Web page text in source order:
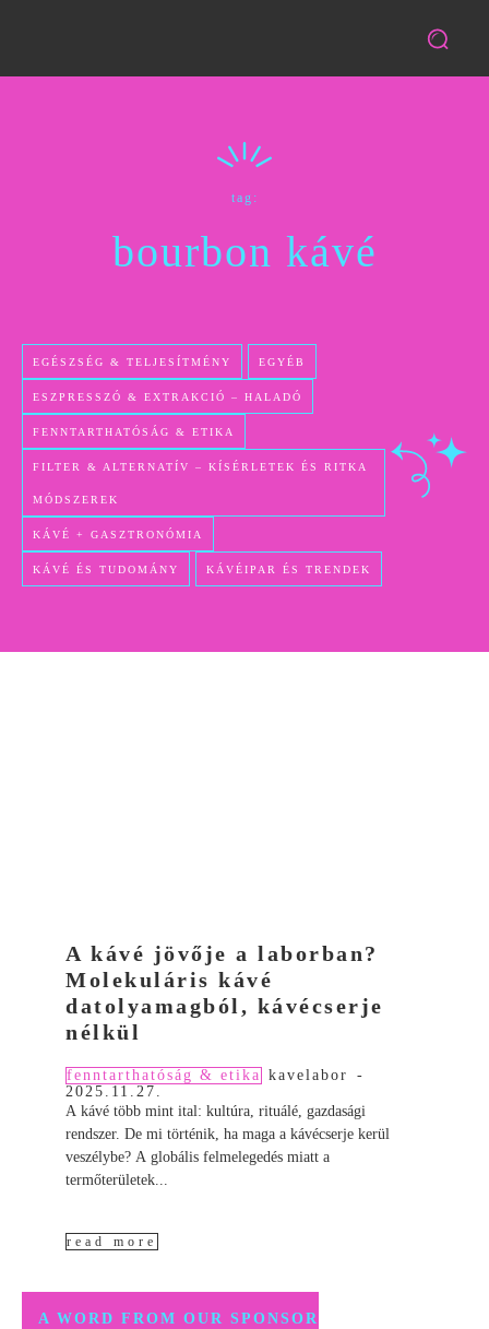
tag:
bourbon kávé
EGÉSZSÉG & TELJESÍTMÉNY EGYÉB
ESZPRESSZÓ & EXTRAKCIÓ – HALADÓ
FENNTARTHATÓSÁG & ETIKA
FILTER & ALTERNATÍV – KÍSÉRLETEK ÉS RITKA
MÓDSZEREK
KÁVÉ + GASZTRONÓMIA
KÁVÉ ÉS TUDOMÁNY KÁVÉIPAR ÉS TRENDEK
A kávé jövője a laborban?
Molekuláris kávé
datolyamagból, kávécserje
nélkül
fenntarthatóság & etika kavelabor
-
2025.11.27.
A kávé több mint ital: kultúra, rituálé, gazdasági
rendszer. De mi történik, ha maga a kávécserje kerül
veszélybe? A globális felmelegedés miatt a
termőterületek...
read more
A WORD FROM OUR SPONSOR